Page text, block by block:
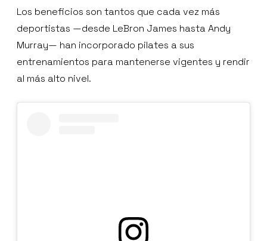
Los beneficios son tantos que cada vez más
deportistas —desde LeBron James hasta Andy
Murray— han incorporado pilates a sus
entrenamientos para mantenerse vigentes y rendir
al más alto nivel.